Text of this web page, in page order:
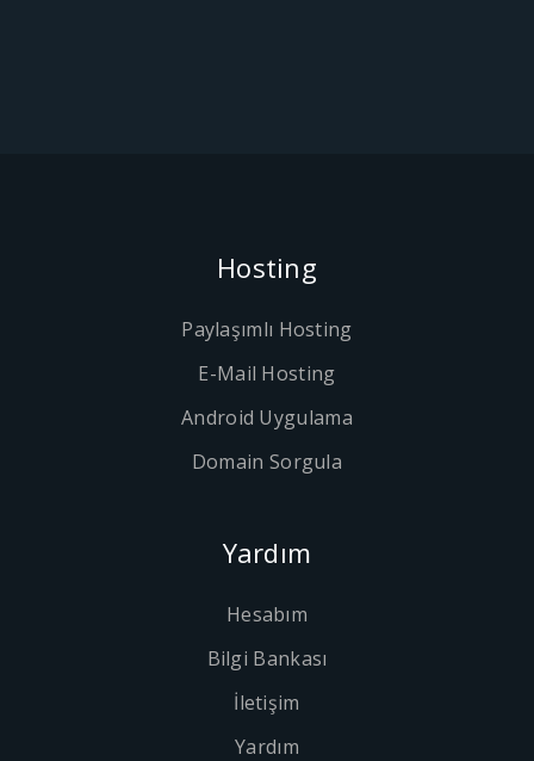
Hosting
Paylaşımlı Hosting
E-Mail Hosting
Android Uygulama
Domain Sorgula
Yardım
Hesabım
Bilgi Bankası
İletişim
Yardım